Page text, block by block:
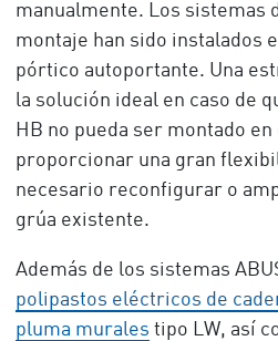
manualmente. Los sistemas
montaje han sido instalados
pórtico autoportante. Una
la solución ideal en caso de
HB no pueda ser montado
proporcionar una gran
necesario reconfigurar o
grúa existente.
Además de los sistemas
polipastos eléctricos de
pluma murales tipo LW, así